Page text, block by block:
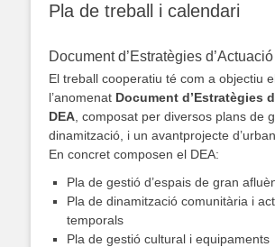
Pla de treball i calendari
Document d’Estratègies
El treball cooperatiu té com a objectiu
l’anomenat Document d’Estratègies
DEA , composat per diversos plans de
dinamització, i un avantprojecte
En concret composen el DEA:
Pla de gestió d’espais de gran
Pla de dinamització comunitària i
temporals
Pla de gestió cultural i equipaments